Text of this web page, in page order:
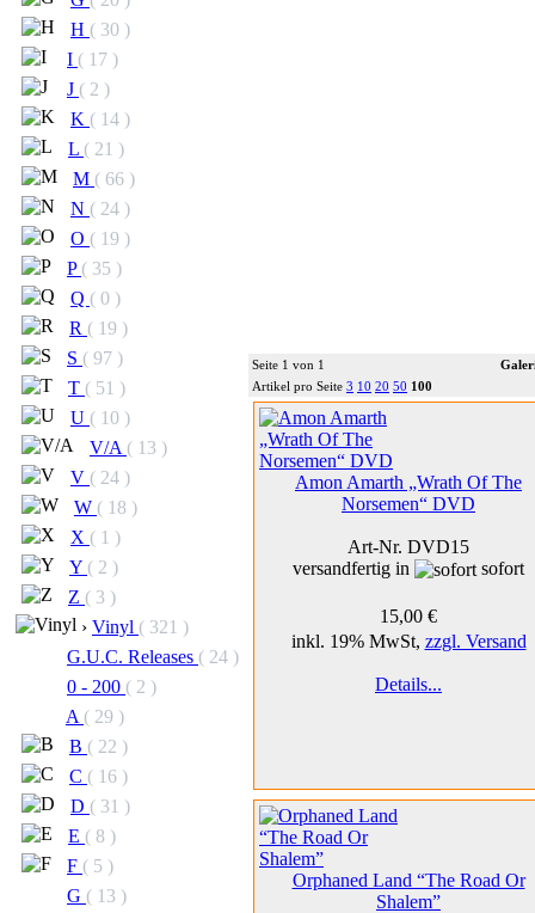
H ( 30 )
I ( 17 )
J ( 2 )
K ( 14 )
L ( 21 )
M ( 66 )
N ( 24 )
O ( 19 )
P ( 35 )
Q ( 0 )
R ( 19 )
S ( 97 )
T ( 51 )
U ( 10 )
V/A ( 13 )
V ( 24 )
W ( 18 )
X ( 1 )
Y ( 2 )
Z ( 3 )
› Vinyl ( 321 )
G.U.C. Releases ( 24 )
0 - 200 ( 2 )
A ( 29 )
B ( 22 )
C ( 16 )
D ( 31 )
E ( 8 )
F ( 5 )
G ( 13 )
Seite 1 von 1
Artikel pro Seite 3 10 20 50 100
Amon Amarth „Wrath Of The
Norsemen“ DVD
Art-Nr. DVD15
versandfertig in
sofort
15,00 €
inkl. 19% MwSt, zzgl. Versand
Details...
Orphaned Land “The Road Or
Shalem”